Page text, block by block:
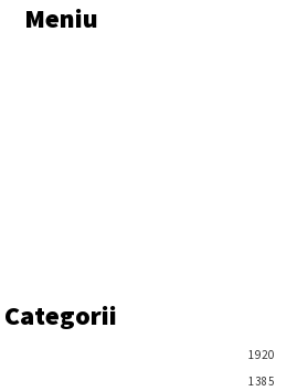
Meniu
Categorii
1920
1385